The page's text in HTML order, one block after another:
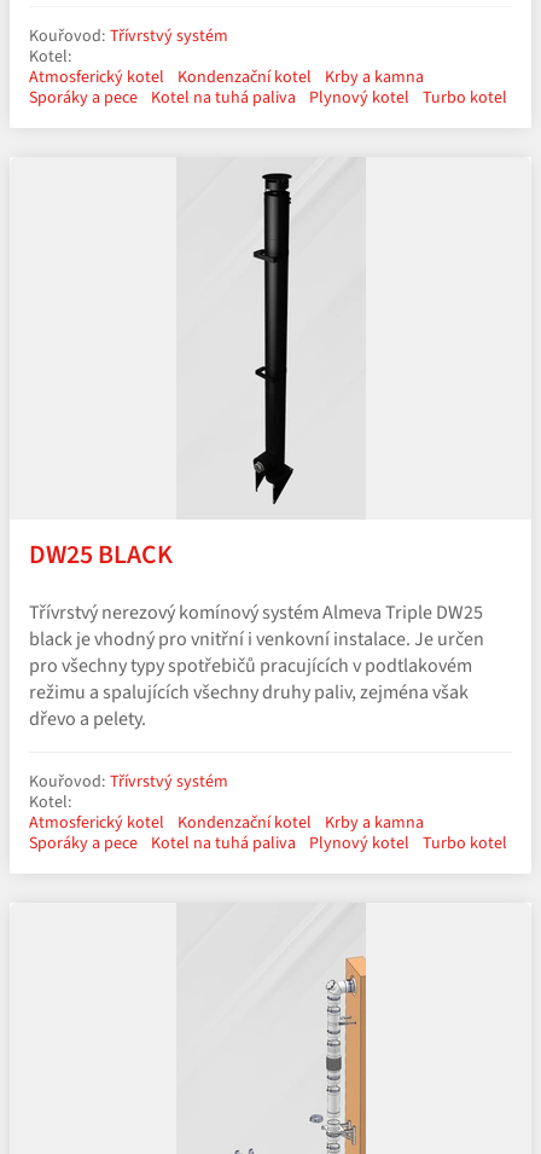
Kouřovod: Třívrstvý systém
Kotel:
Atmosferický kotel
Kondenzační kotel
Krby a kamna
Sporáky a pece Kotel na tuhá paliva Plynový kotel Turbo kotel
DW25 BLACK
Třívrstvý nerezový komínový systém Almeva Triple DW25
black je vhodný pro vnitřní i venkovní instalace. Je určen
pro všechny typy spotřebičů pracujících v podtlakovém
režimu a spalujících všechny druhy paliv, zejména však
dřevo a pelety.
Kouřovod: Třívrstvý systém
Kotel:
Atmosferický kotel
Kondenzační kotel
Krby a kamna
Sporáky a pece Kotel na tuhá paliva Plynový kotel Turbo kotel